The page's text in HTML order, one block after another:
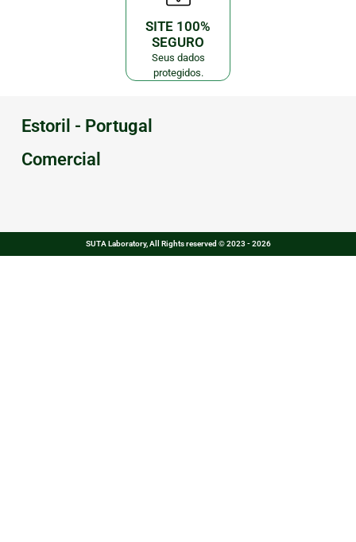
SITE 100%
SEGURO
Seus dados
protegidos.
Estoril - Portugal
Comercial
SUTA Laboratory, All Rights reserved © 2023 - 2026